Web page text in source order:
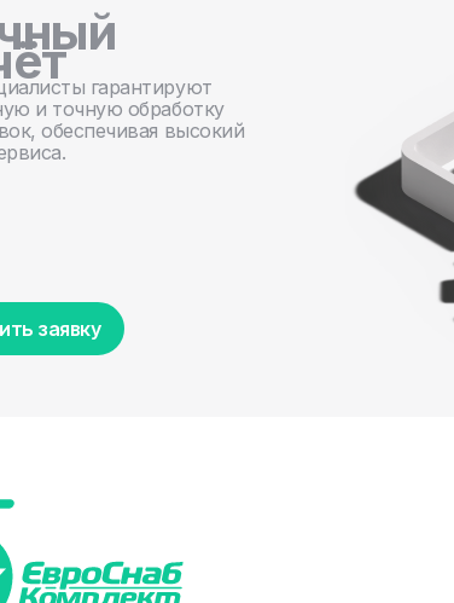
гарантируют
и точную обработку
обеспечивая высокий
заявку